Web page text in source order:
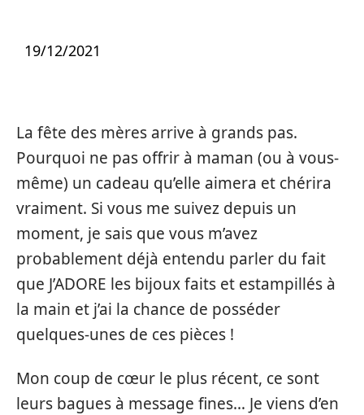
19/12/2021
La fête des mères arrive à grands pas.
Pourquoi ne pas offrir à maman (ou à vous-
même) un cadeau qu’elle aimera et chérira
vraiment. Si vous me suivez depuis un
moment, je sais que vous m’avez
probablement déjà entendu parler du fait
que J’ADORE les bijoux faits et estampillés à
la main et j’ai la chance de posséder
quelques-unes de ces pièces !
Mon coup de cœur le plus récent, ce sont
leurs bagues à message fines… Je viens d’en